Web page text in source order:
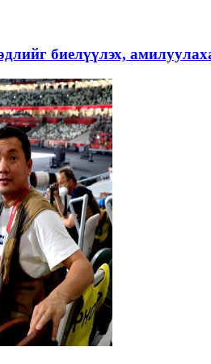
биелүүлэх,